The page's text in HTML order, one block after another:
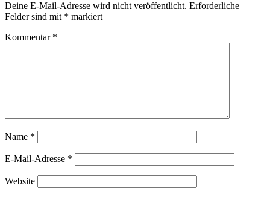
Deine E-Mail-Adresse wird nicht veröffentlicht. Erforderliche
Felder sind mit * markiert
Kommentar *
Name *
E-Mail-Adresse *
Website